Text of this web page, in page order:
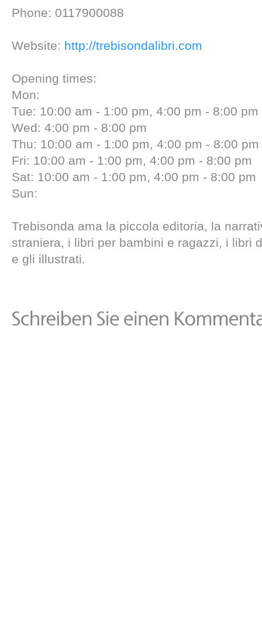
Phone: 0117900088
Website: http://trebisondalibri.com
Opening times:
Mon:
Tue: 10:00 am - 1:00 pm, 4:00 pm - 8:00 pm
Wed: 4:00 pm - 8:00 pm
Thu: 10:00 am - 1:00 pm, 4:00 pm - 8:00 pm
Fri: 10:00 am - 1:00 pm, 4:00 pm - 8:00 pm
Sat: 10:00 am - 1:00 pm, 4:00 pm - 8:00 pm
Sun:
Trebisonda ama la piccola editoria, la
straniera, i libri per bambini e ragazzi, i libri
e gli illustrati.